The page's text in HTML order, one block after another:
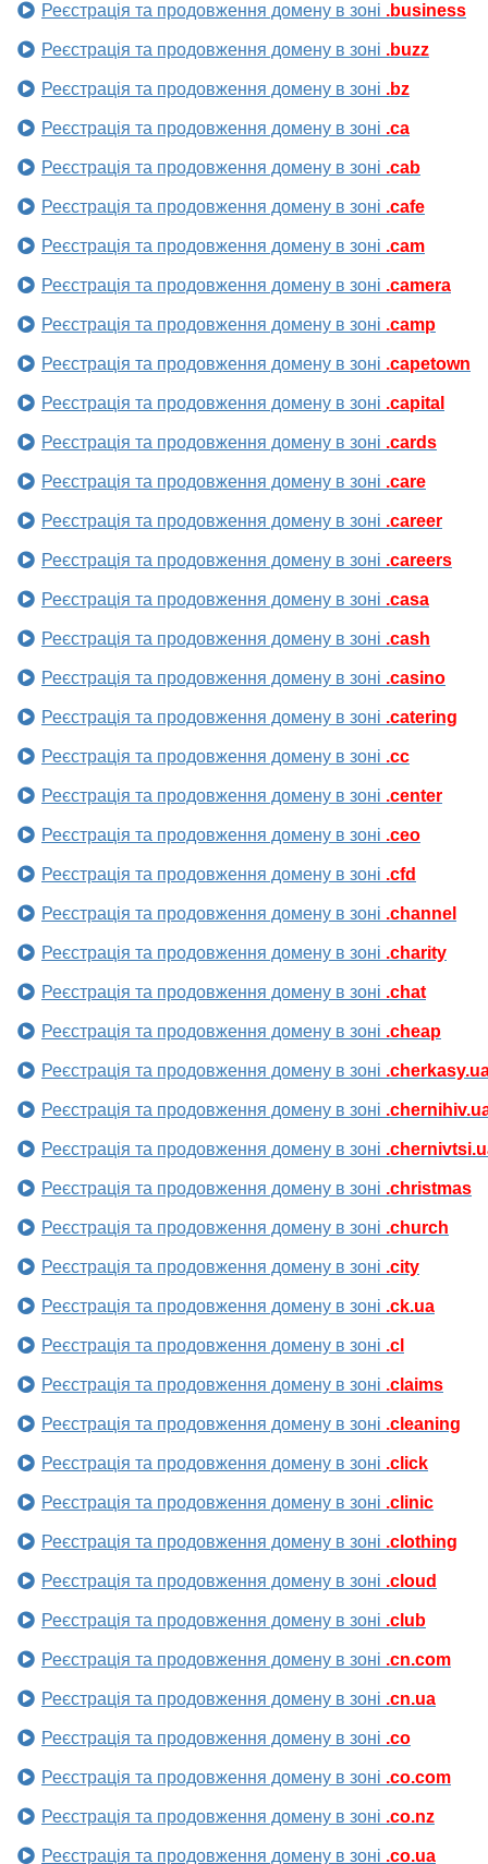
Реєстрація та продовження домену в зоні .business
Реєстрація та продовження домену в зоні .buzz
Реєстрація та продовження домену в зоні .bz
Реєстрація та продовження домену в зоні .ca
Реєстрація та продовження домену в зоні .cab
Реєстрація та продовження домену в зоні .cafe
Реєстрація та продовження домену в зоні .cam
Реєстрація та продовження домену в зоні .camera
Реєстрація та продовження домену в зоні .camp
Реєстрація та продовження домену в зоні .capetown
Реєстрація та продовження домену в зоні .capital
Реєстрація та продовження домену в зоні .cards
Реєстрація та продовження домену в зоні .care
Реєстрація та продовження домену в зоні .career
Реєстрація та продовження домену в зоні .careers
Реєстрація та продовження домену в зоні .casa
Реєстрація та продовження домену в зоні .cash
Реєстрація та продовження домену в зоні .casino
Реєстрація та продовження домену в зоні .catering
Реєстрація та продовження домену в зоні .cc
Реєстрація та продовження домену в зоні .center
Реєстрація та продовження домену в зоні .ceo
Реєстрація та продовження домену в зоні .cfd
Реєстрація та продовження домену в зоні .channel
Реєстрація та продовження домену в зоні .charity
Реєстрація та продовження домену в зоні .chat
Реєстрація та продовження домену в зоні .cheap
Реєстрація та продовження домену в зоні
Реєстрація та продовження домену в зоні
Реєстрація та продовження домену в зоні
Реєстрація та продовження домену в зоні .christmas
Реєстрація та продовження домену в зоні .church
Реєстрація та продовження домену в зоні .city
Реєстрація та продовження домену в зоні .ck.ua
Реєстрація та продовження домену в зоні .cl
Реєстрація та продовження домену в зоні .claims
Реєстрація та продовження домену в зоні .cleaning
Реєстрація та продовження домену в зоні .click
Реєстрація та продовження домену в зоні .clinic
Реєстрація та продовження домену в зоні .clothing
Реєстрація та продовження домену в зоні .cloud
Реєстрація та продовження домену в зоні .club
Реєстрація та продовження домену в зоні .cn.com
Реєстрація та продовження домену в зоні .cn.ua
Реєстрація та продовження домену в зоні .co
Реєстрація та продовження домену в зоні .co.com
Реєстрація та продовження домену в зоні .co.nz
Реєстрація та продовження домену в зоні .co.ua